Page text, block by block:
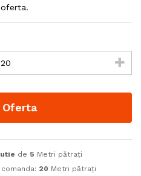
Oferta
de 5 Metri pătrați
20 Metri pătrați